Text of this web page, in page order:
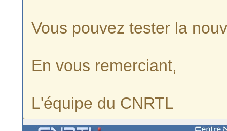
Vous pouvez tester la
En vous remerciant,
L'équipe du CNRTL